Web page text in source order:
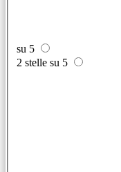
su 5
2 stelle su 5